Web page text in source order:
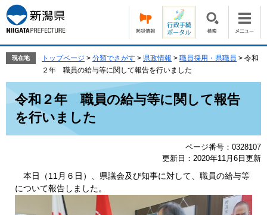
ー
ジ
の
で
ニ
ュ
ー
ば
現在地 トップページ > 分類でさがす > 県政情報 > 職員採用・県職員 > 令和
２年 職員の給与等に関して報告を行いました
令和２年 職員の給与等に関して報告
を行いました
ページ番号：0328107
更新日：2020年11月6日更新
本日（11月６日）、県議会及び知事に対して、職員の給与等
について報告しました。